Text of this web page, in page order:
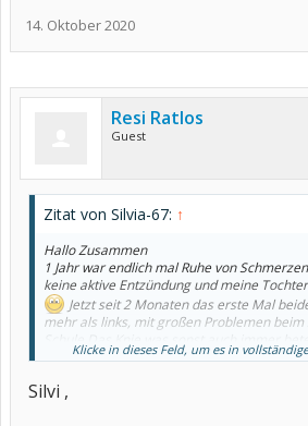
14. Oktober 2020
Resi Ratlos
Guest
Zitat von Silvia-67: ↑
Hallo Zusammen
1 Jahr war endlich mal Ruhe von
keine aktive Entzündung und meine
Jetzt seit 2 Monaten das erste Mal
mehr als links, mit großen Problemen
Das Orencia nimmt sie seit 1 Jahr. Wer
nachts , Schmerzen an den Handgelenken ,
Klicke in dieses Feld, um es in
Silvi ,